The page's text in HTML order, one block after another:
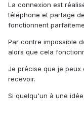
La connexion est
téléphone et partage
fonctionnent
Par contre impossible
alors que cela
Je précise que je peux
recevoir.
Si quelqu'un à une idée